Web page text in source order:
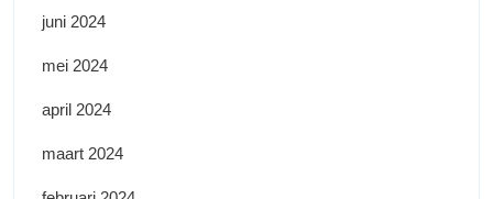
juni 2024
mei 2024
april 2024
maart 2024